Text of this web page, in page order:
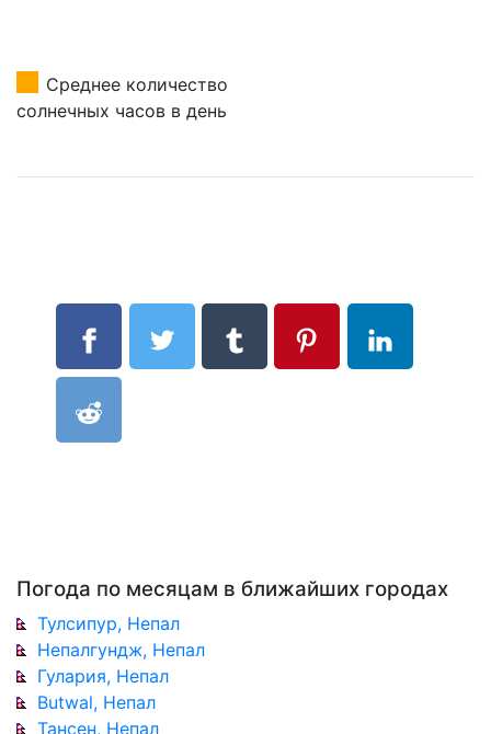
Среднее количество
солнечных часов в день
Погода по месяцам в ближайших городах
Тулсипур, Непал
Непалгундж, Непал
Гулария, Непал
Butwal, Непал
Тансен, Непал